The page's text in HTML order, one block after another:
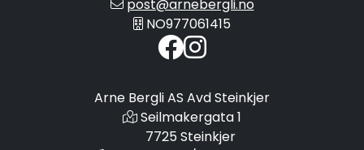
post@arnebergli.no
NO977061415
Arne Bergli AS Avd Steinkjer
Seilmakergata 1
7725 Steinkjer